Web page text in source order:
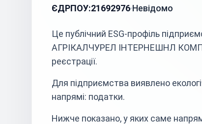
ЄДРПОУ:21692976 Невідомо
Це публічний ESG-профіль
АГРІКАЛЧУРЕЛ ІНТЕРНЕШНЛ
реєстрації.
Для підприємства виявлено
напрямі: податки.
Нижче показано, у яких саме